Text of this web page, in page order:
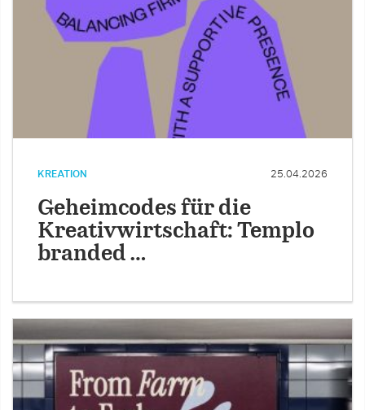
KREATION 25.04.2026
Geheimcodes für die
Kreativwirtschaft: Templo
branded …